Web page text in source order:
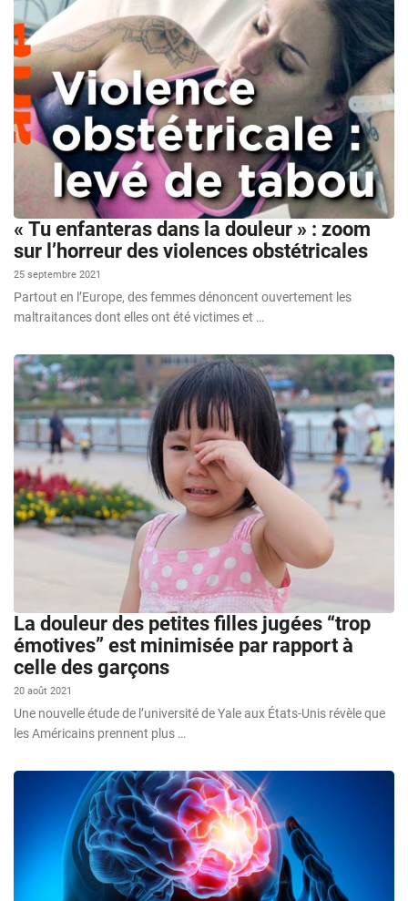
« Tu enfanteras dans la douleur » : zoom
sur l’horreur des violences obstétricales
25 septembre 2021
Partout en l’Europe, des femmes dénoncent ouvertement les
maltraitances dont elles ont été victimes et …
La douleur des petites filles jugées “trop
émotives” est minimisée par rapport à
celle des garçons
20 août 2021
Une nouvelle étude de l’université de Yale aux États-Unis révèle que
les Américains prennent plus …